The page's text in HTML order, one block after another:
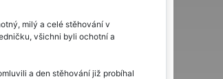
milý a celé stěhování v
všichni byli ochotní a
a den stěhování již probíhal